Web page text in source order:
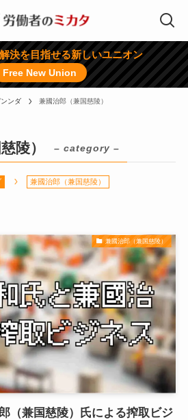
決を目指せる新しいユニオン
Free New Union
ンダ 兼國治郎（兼国慈陵）
陵） – category –
兼國治郎（兼国慈陵）
兼國治郎（兼国慈陵）
（兼国慈陵）氏による搾取ビジ